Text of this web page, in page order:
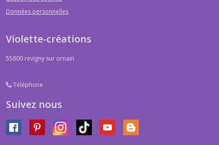
Données personnelles
Violette-créations
55800 revigny sur ornain
Téléphone
Suivez nous